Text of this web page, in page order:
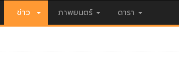
ข่าว ภาพยนตร์ ดารา